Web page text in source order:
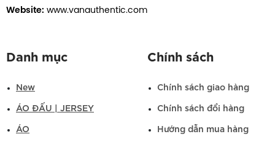
Website: www.vanauthentic.com
Danh mục
New
ÁO ĐẤU | JERSEY
ÁO
Chính sách
Chính sách giao hàng
Chính sách đổi hàng
Hướng dẫn mua hàng